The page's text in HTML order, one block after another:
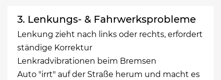
3. Lenkungs- & Fahrwerksprobleme
Lenkung zieht nach links oder rechts, erfordert
ständige Korrektur
Lenkradvibrationen beim Bremsen
Auto "irrt" auf der Straße herum und macht es